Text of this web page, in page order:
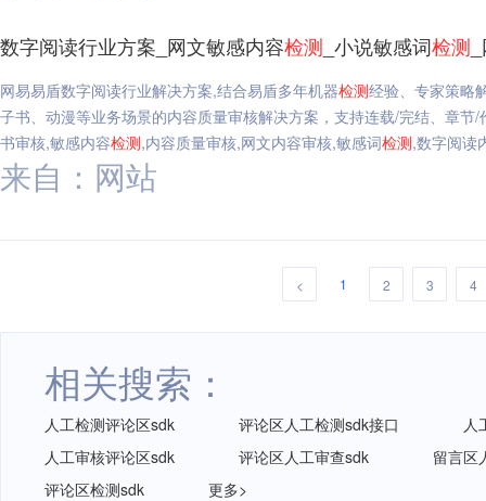
数字阅读行业方案_网文敏感内容检测 _小说敏感词检测
网易易盾数字阅读行业解决方案,结合易盾多年机器检测经验、专家策略
子书、动漫等业务场景的内容质量审核解决方案，支持连载/完结、章
书审核,敏感内容检测,内容质量审核,网文内容审核,敏感词检测,数字阅读
来自：网站
< 1 2 3 4
相关搜索：
人工检测评论区sdk 评论区人工检测sdk接口
人
人工审核评论区sdk
评论区人工审查sdk
留言区
评论区检测sdk
更多>